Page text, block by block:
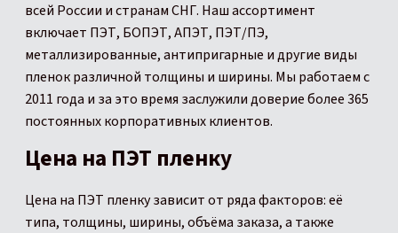
всей России и странам СНГ. Наш ассортимент
включает ПЭТ, БОПЭТ, АПЭТ, ПЭТ/ПЭ,
металлизированные, антипригарные и другие виды
пленок различной толщины и ширины. Мы работаем с
2011 года и за это время заслужили доверие более 365
постоянных корпоративных клиентов.
Цена на ПЭТ пленку
Цена на ПЭТ пленку зависит от ряда факторов: её
типа, толщины, ширины, объёма заказа, а также